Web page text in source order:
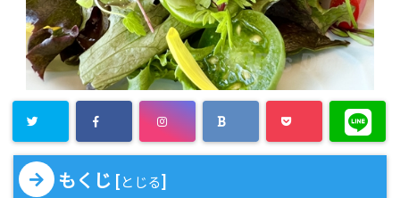
もくじ [とじる]